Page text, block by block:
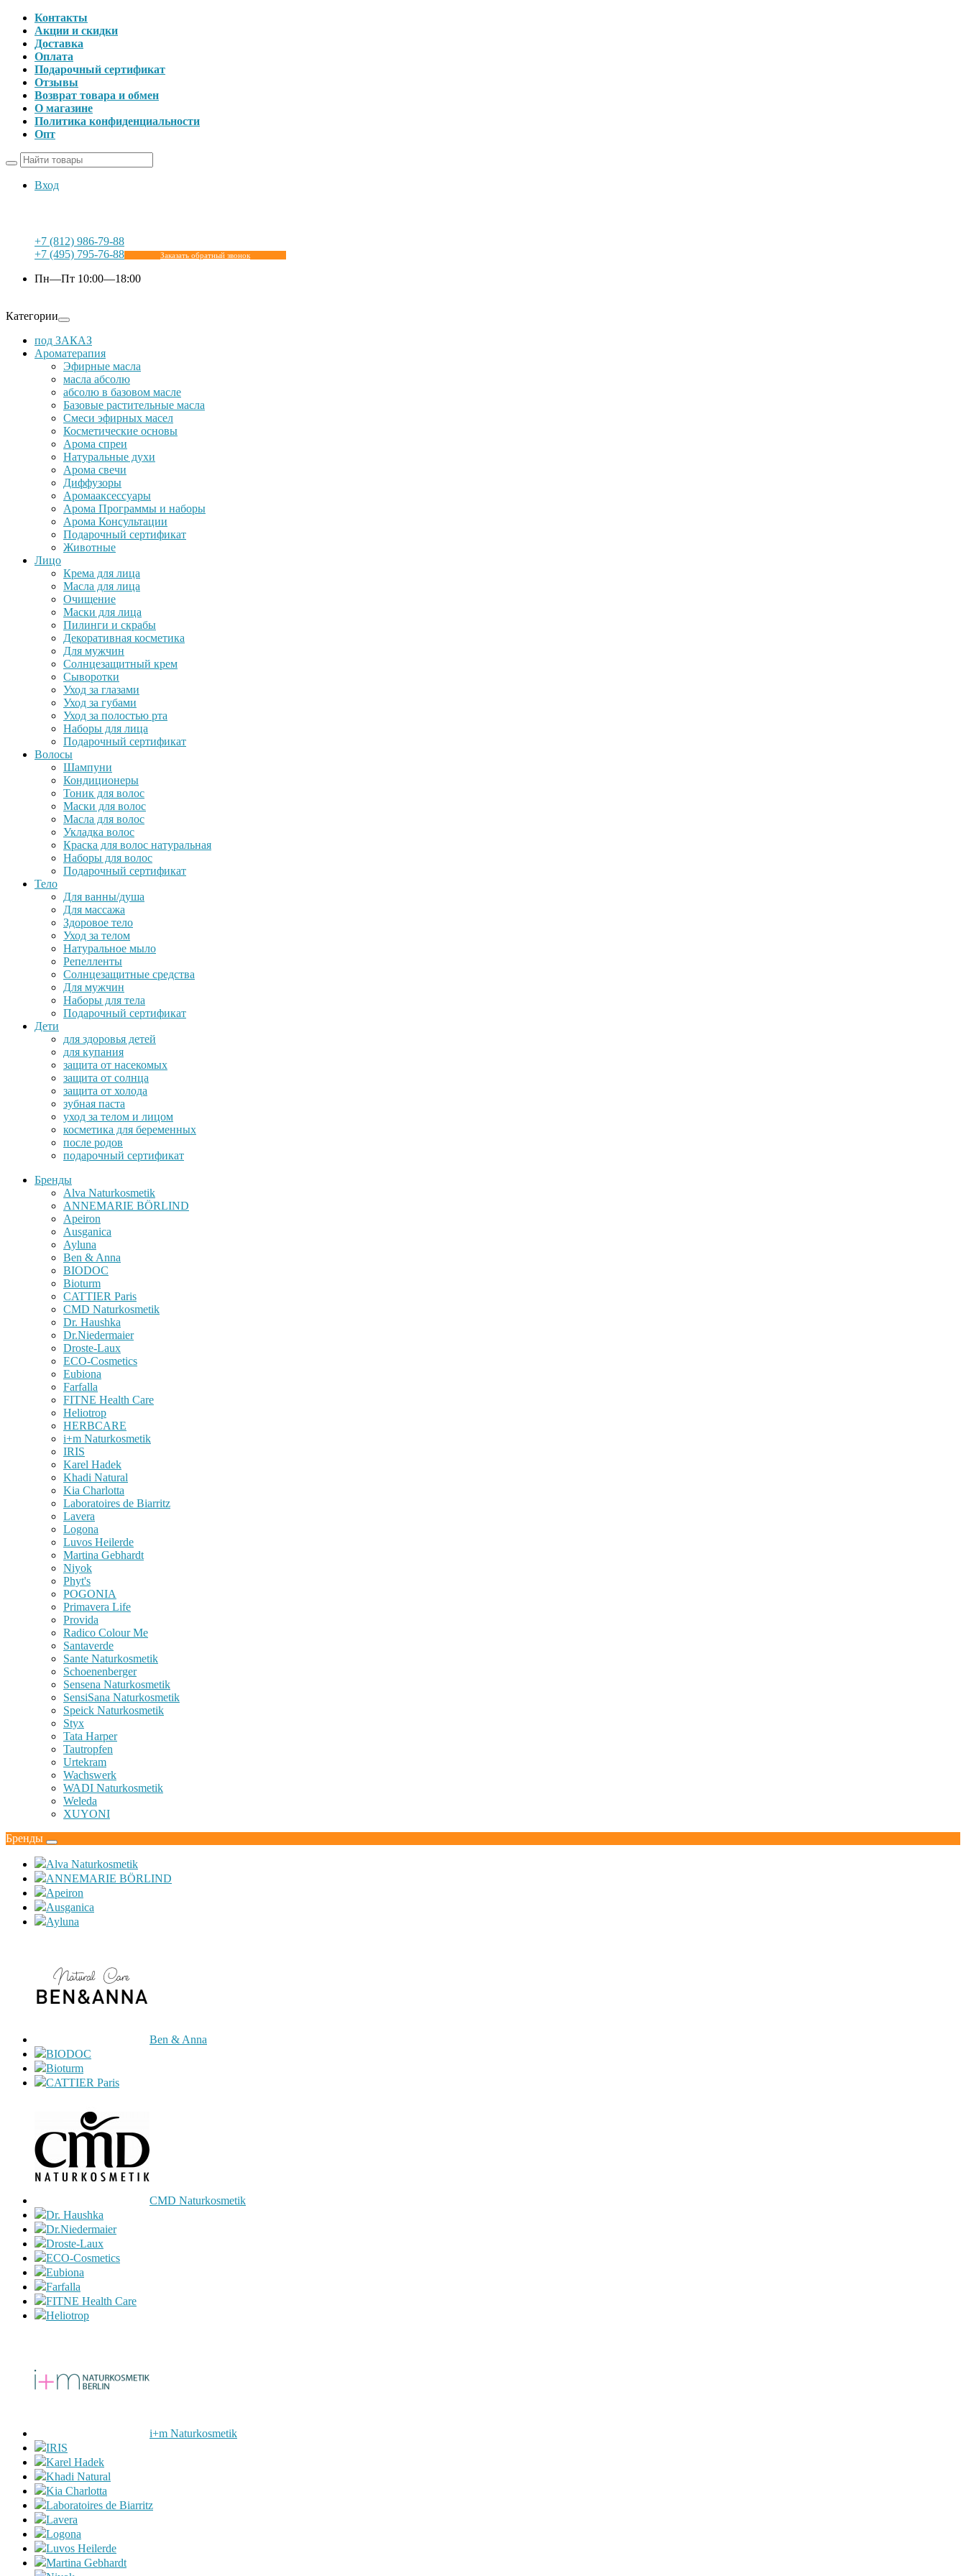
Контакты
Акции и скидки
Доставка
Оплата
Подарочный сертификат
Отзывы
Возврат товара и обмен
О магазине
Политика конфиденциальности
Опт
Вход
+7 (812) 986-79-88
+7 (495) 795-76-88
Заказать обратный звонок
Пн—Пт 10:00—18:00
Категории
под ЗАКАЗ
Ароматерапия
Эфирные масла
масла абсолю
абсолю в базовом масле
Базовые растительные масла
Cмеси эфирных масел
Косметические основы
Арома спреи
Натуральные духи
Арома свечи
Диффузоры
Аромааксессуары
Арома Программы и наборы
Арома Консультации
Подарочный сертификат
Животные
Лицо
Крема для лица
Масла для лица
Очищение
Маски для лица
Пилинги и скрабы
Декоративная косметика
Для мужчин
Солнцезащитный крем
Сыворотки
Уход за глазами
Уход за губами
Уход за полостью рта
Наборы для лица
Подарочный сертификат
Волосы
Шампуни
Кондиционеры
Тоник для волос
Маски для волос
Масла для волос
Укладка волос
Краска для волос натуральная
Наборы для волос
Подарочный сертификат
Тело
Для ванны/душа
Для массажа
Здоровое тело
Уход за телом
Натуральное мыло
Репелленты
Солнцезащитные средства
Для мужчин
Наборы для тела
Подарочный сертификат
Дети
для здоровья детей
для купания
защита от насекомых
защита от солнца
защита от холода
зубная паста
уход за телом и лицом
косметика для беременных
после родов
подарочный сертификат
Бренды
Alva Naturkosmetik
ANNEMARIE BÖRLIND
Apeiron
Ausganica
Ayluna
Ben & Anna
BIODOC
Bioturm
CATTIER Paris
CMD Naturkosmetik
Dr. Haushka
Dr.Niedermaier
Droste-Laux
ECO-Cosmetics
Eubiona
Farfalla
FITNE Health Care
Heliotrop
HERBCARE
i+m Naturkosmetik
IRIS
Karel Hadek
Khadi Natural
Kia Charlotta
Laboratoires de Biarritz
Lavera
Logona
Luvos Heilerde
Martina Gebhardt
Niyok
Phyt's
POGONIA
Primavera Life
Provida
Radico Colour Me
Santaverde
Sante Naturkosmetik
Schoenenberger
Sensena Naturkosmetik
SensiSana Naturkosmetik
Speick Naturkosmetik
Styx
Tata Harper
Tautropfen
Urtekram
Wachswerk
WADI Naturkosmetik
Weleda
XUYONI
Бренды
Alva Naturkosmetik
ANNEMARIE BÖRLIND
Apeiron
Ausganica
Ayluna
Ben & Anna
BIODOC
Bioturm
CATTIER Paris
CMD Naturkosmetik
Dr. Haushka
Dr.Niedermaier
Droste-Laux
ECO-Cosmetics
Eubiona
Farfalla
FITNE Health Care
Heliotrop
i+m Naturkosmetik
IRIS
Karel Hadek
Khadi Natural
Kia Charlotta
Laboratoires de Biarritz
Lavera
Logona
Luvos Heilerde
Martina Gebhardt